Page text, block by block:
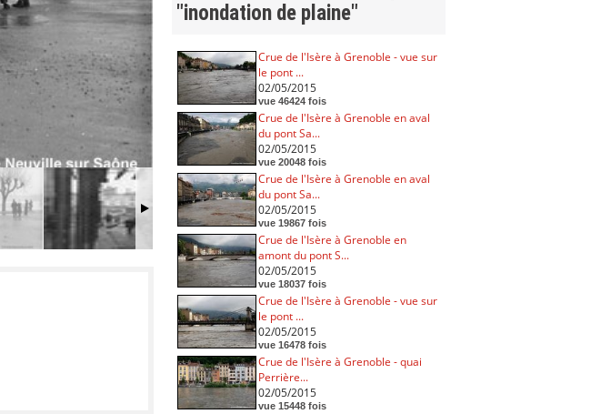
"inondation de plaine"
Crue de l'Isère à Grenoble - vue sur
le pont ...
02/05/2015
vue 46424 fois
Crue de l'Isère à Grenoble en aval
du pont Sa...
02/05/2015
vue 20048 fois
Crue de l'Isère à Grenoble en aval
du pont Sa...
02/05/2015
vue 19867 fois
Crue de l'Isère à Grenoble en
amont du pont S...
02/05/2015
vue 18037 fois
Crue de l'Isère à Grenoble - vue sur
le pont ...
02/05/2015
vue 16478 fois
Crue de l'Isère à Grenoble - quai
Perrière...
02/05/2015
vue 15448 fois